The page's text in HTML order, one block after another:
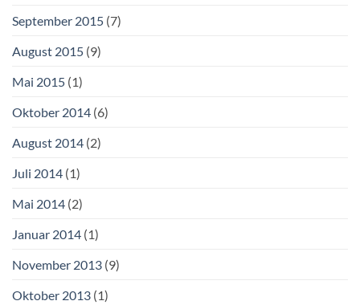
September 2015 (7)
August 2015 (9)
Mai 2015 (1)
Oktober 2014 (6)
August 2014 (2)
Juli 2014 (1)
Mai 2014 (2)
Januar 2014 (1)
November 2013 (9)
Oktober 2013 (1)